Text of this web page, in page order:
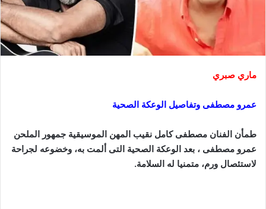
ماري صبري
عمرو مصطفى وتفاصيل الوعكة الصحية
طمأن الفنان مصطفى كامل نقيب المهن الموسيقية جمهور الملحن
عمرو مصطفى ، بعد الوعكة الصحية التى ألمت به، وخضوعه لجراحة
لاستئصال ورم، متمنيا له السلامة.